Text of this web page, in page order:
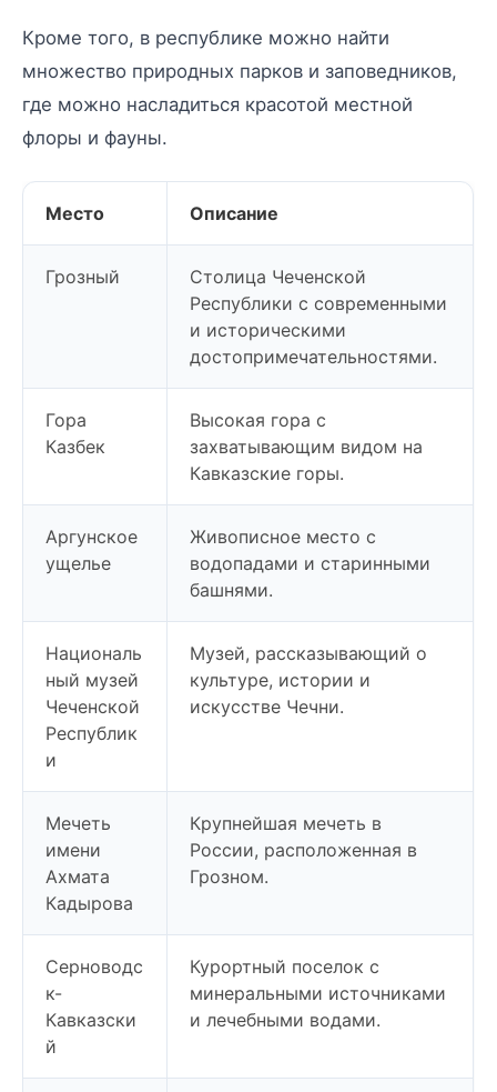
Кроме того, в республике можно найти
множество природных парков и заповедников,
где можно насладиться красотой местной
флоры и фауны.
Место Описание
Грозный
Столица Чеченской
Республики с современными
и историческими
достопримечательностями.
Гора
Казбек
Высокая гора с
захватывающим видом на
Кавказские горы.
Аргунское
ущелье
Живописное место с
водопадами и старинными
башнями.
Националь
ный музей
Чеченской
Республик
и
Музей, рассказывающий о
культуре, истории и
искусстве Чечни.
Мечеть
имени
Ахмата
Кадырова
Крупнейшая мечеть в
России, расположенная в
Грозном.
Серноводс
к-
Кавказски
й
Курортный поселок с
минеральными источниками
и лечебными водами.